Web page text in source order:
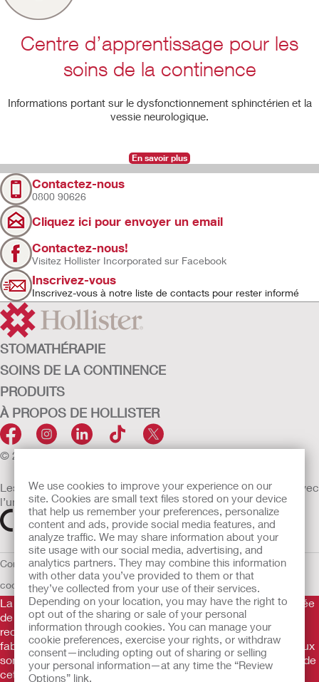
We use cookies to improve your experience on our
site. Cookies are small text files stored on your device
that help us remember your preferences, personalize
content and ads, provide social media features, and
analyze traffic. We may share information about your
site usage with our social media, advertising, and
analytics partners. They may combine this information
with other data you’ve provided to them or that
they’ve collected from your use of their services.
Depending on your location, you may have the right to
opt out of the sharing or sale of your personal
information through cookies. You can manage your
cookie preferences, exercise your rights, or withdraw
consent—including opting out of sharing or selling
your personal information—at any time the “Review
Options” link.
Centre d’apprentissage pour les
soins de la continence
Informations portant sur le dysfonctionnement sphinctérien et la
vessie neurologique.
En savoir plus
Contactez-nous
0800 90626
Cliquez ici pour envoyer un email
Contactez-nous!
Visitez Hollister Incorporated sur Facebook
Inscrivez-vous
Inscrivez-vous à notre liste de contacts pour rester informé
STOMATHÉRAPIE
SOINS DE LA CONTINENCE
PRODUITS
À PROPOS DE HOLLISTER
© 2026 Hollister Incorporated
Les dispositifs médicaux vendus dans l’UE sont marqués avec
l’un des symboles suivants selon le besoin
Conditions d'utilisationPolitique de confidentialitéUtilisation des
cookies UE Avis au Dénonciateur
La Gamme de produits Hollister stomathérapie est constituée
de dispositifs d’appareillage d’une stomie permettant le
recueil des effluents. Il s’agit de dispositifs médicaux
fabriqués par Hollister Incorporated. Ces dispositifs médicaux
sont des produits de santé règlementés qui portent, au titre de
cette règlementation, le marquage CE.